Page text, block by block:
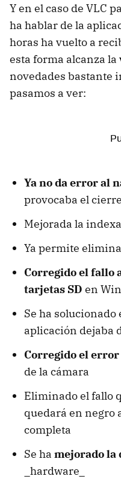
Y en el caso de VLC
ha hablar de la
horas ha vuelto a
esta forma alcanza la
novedades bastante
pasamos a ver:
Ya no da error al
provocaba el cierre
Mejorada la
Ya permite
Corregido el fallo
tarjetas SD en
Se ha solucionado
aplicación dejaba
Corregido el error
de la cámara
Eliminado el fallo
quedará en negro
completa
Se ha mejorado la
_hardware_